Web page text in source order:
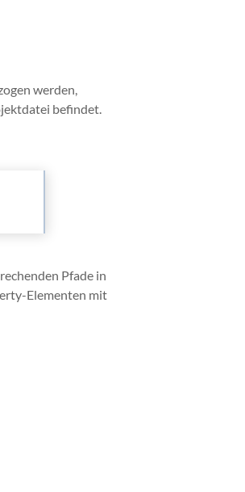
werden,
befindet.
Pfade in
Elementen mit